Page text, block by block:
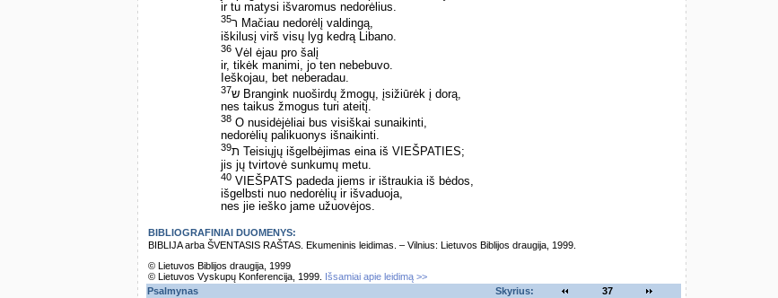
ir tu matysi išvaromus nedorėlius.
35
ר Mačiau nedorėlį valdingą,
iškilusį virš visų lyg kedrą Libano.
36 Vėl ėjau pro šalį
ir, tikėk manimi, jo ten nebebuvo.
Ieškojau, bet neberadau.
37
ש Brangink nuoširdų žmogų, įsižiūrėk į dorą,
nes taikus žmogus turi ateitį.
38 O nusidėjėliai bus visiškai sunaikinti,
nedorėlių palikuonys išnaikinti.
39
ת Teisiųjų išgelbėjimas eina iš VIEŠPATIES;
jis jų tvirtovė sunkumų metu.
40 VIEŠPATS padeda jiems ir ištraukia iš bėdos,
išgelbsti nuo nedorėlių ir išvaduoja,
nes jie ieško jame užuovėjos.
BIBLIOGRAFINIAI DUOMENYS:
BIBLIJA arba ŠVENTASIS RAŠTAS. Ekumeninis leidimas. – Vilnius: Lietuvos Biblijos draugija, 1999.
© Lietuvos Biblijos draugija, 1999
© Lietuvos Vyskupų Konferencija, 1999.
Išsamiai apie leidimą >>
Psalmynas
Skyrius: 37